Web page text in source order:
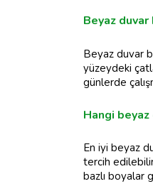
Beyaz
Beyaz duvar
yüzeydeki
günlerde
Hangi beyaz
En iyi beyaz
tercih
bazlı boyalar